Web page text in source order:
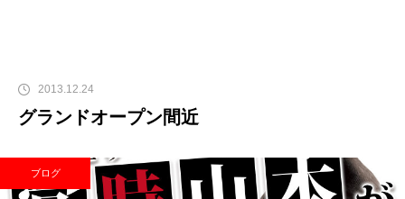
2013.12.24
グランドオープン間近
ブログ